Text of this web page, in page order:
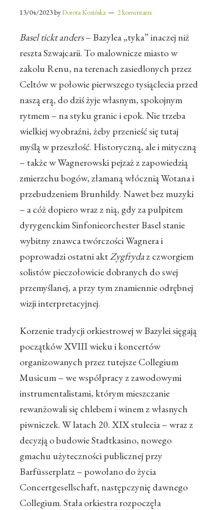
13/04/2023byDorota Kozińska 2 komentarze
Basel tickt anders– Bazylea „tyka” inaczej niż
reszta Szwajcarii. To malownicze miasto w
zakolu Renu, na terenach zasiedlonych przez
Celtów w połowie pierwszego tysiąclecia przed
naszą erą, do dziś żyje własnym, spokojnym
rytmem – na styku granic i epok. Nie trzeba
wielkiej wyobraźni, żeby przenieść się tutaj
myślą w przeszłość. Historyczną, ale i mityczną
– także w Wagnerowski pejzaż z zapowiedzią
zmierzchu bogów, złamaną włócznią Wotana i
przebudzeniem Brunhildy. Nawet bez muzyki
– a cóż dopiero wraz z nią, gdy za pulpitem
dyrygenckim Sinfonieorchester Basel stanie
wybitny znawca twórczości Wagnera i
poprowadzi ostatni aktZygfrydaz czworgiem
solistów pieczołowicie dobranych do swej
przemyślanej, a przy tym znamiennie odrębnej
wizji interpretacyjnej.
Korzenie tradycji orkiestrowej w Bazylei sięgają
początków XVIII wieku i koncertów
organizowanych przez tutejsze Collegium
Musicum – we współpracy z zawodowymi
instrumentalistami, którym mieszczanie
rewanżowali się chlebem i winem z własnych
piwniczek. W latach 20. XIX stulecia – wraz z
decyzją o budowie Stadtkasino, nowego
gmachu użyteczności publicznej przy
Barfüsserplatz – powołano do życia
Concertgesellschaft, następczynię dawnego
Collegium. Stała orkiestra rozpoczęła